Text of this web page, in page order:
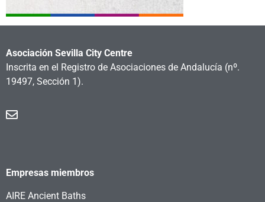
Asociación Sevilla City Centre
Inscrita en el Registro de Asociaciones de Andalucía (nº.
19497, Sección 1).
Empresas miembros
AIRE Ancient Baths